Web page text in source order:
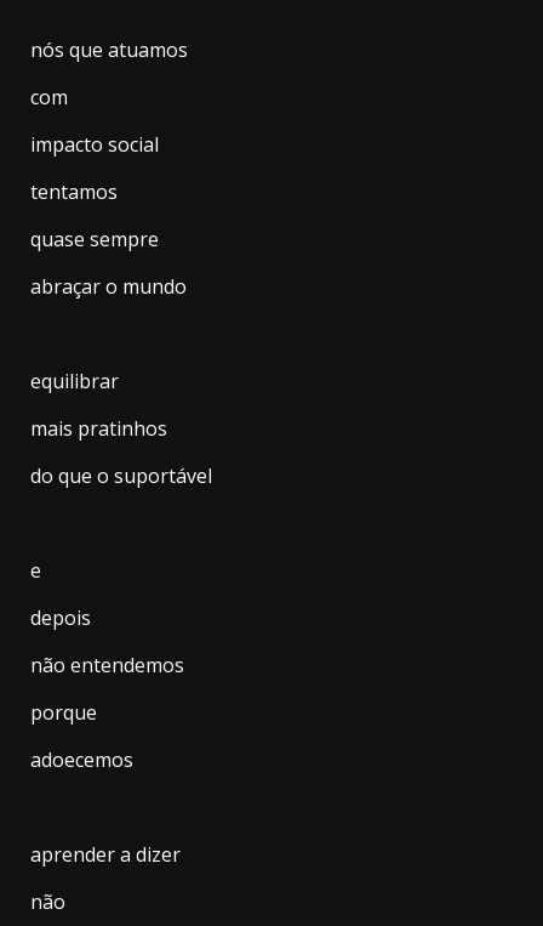
​nós que atuamos
com
impacto social
tentamos
quase sempre
abraçar o mundo
equilibrar
mais pratinhos
do que o suportável
e
depois
não entendemos
porque
adoecemos
aprender a dizer
não